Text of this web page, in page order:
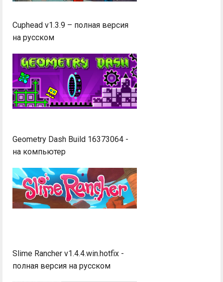
Cuphead v1.3.9 – полная версия
на русском
Geometry Dash Build 16373064 -
на компьютер
Slime Rancher v1.4.4.win.hotfix -
полная версия на русском